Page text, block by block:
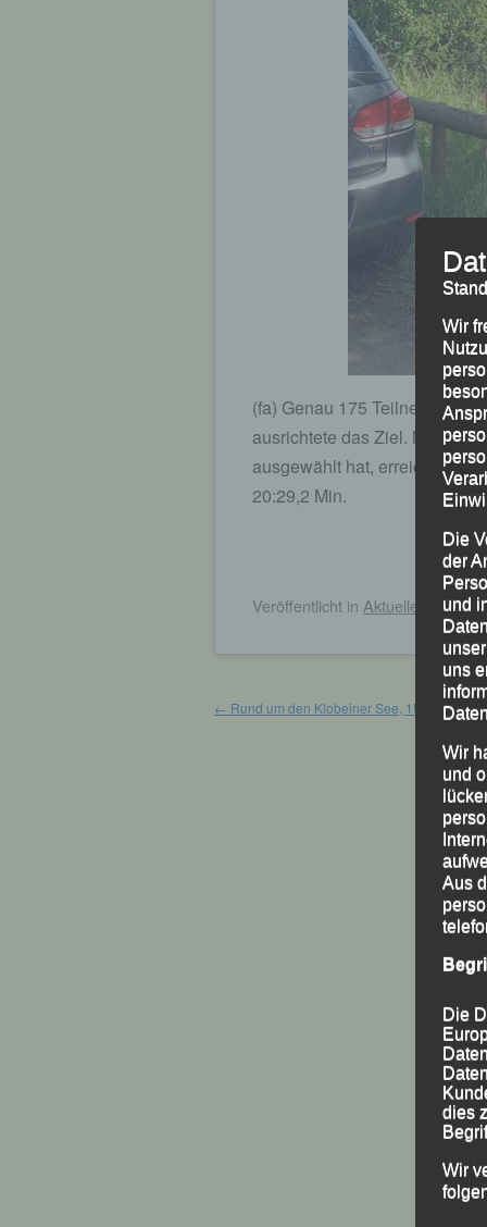
(fa) Genau 175 Teilnehmer
ausrichtete das Ziel. Manfred
ausgewählt hat, erreichte bei
20:29,2 Min.
Veröffentlicht in Aktuelles Archiv
Beitragsnavigation
← Rund um den Klobeiner See, 15. August
Wir
Die
der
und
uns
Wir
und
Aus
Die
dies
Wir